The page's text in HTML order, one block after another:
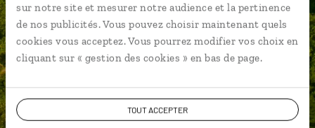
sur notre site et mesurer notre audience et la pertinence
de nos publicités. Vous pouvez choisir maintenant quels
cookies vous acceptez. Vous pourrez modifier vos choix en
cliquant sur « gestion des cookies » en bas de page.
TOUT ACCEPTER
Vous gardez le même interlocuteur avant,
pendant et après votre voyage.
DEMANDER UN DEVIS